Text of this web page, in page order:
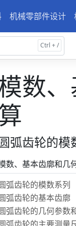
机械零部件设计
数
弧齿轮的模
数、基本齿廓和几
弧齿轮的模数系列
弧齿轮的基本齿廓
弧齿轮的几何参数